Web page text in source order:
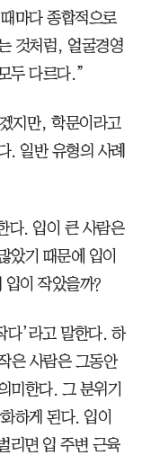
마다 종합적으로
것처럼, 얼굴경영
두 다르다.”
지만, 학문이라고
. 일반 유형의 사례
다. 입이 큰 사람은
았기 때문에 입이
입이 작았을까?
다’라고 말한다. 하
은 사람은 그동안
미한다. 그 분위기
하게 된다. 입이
리면 입 주변 근육